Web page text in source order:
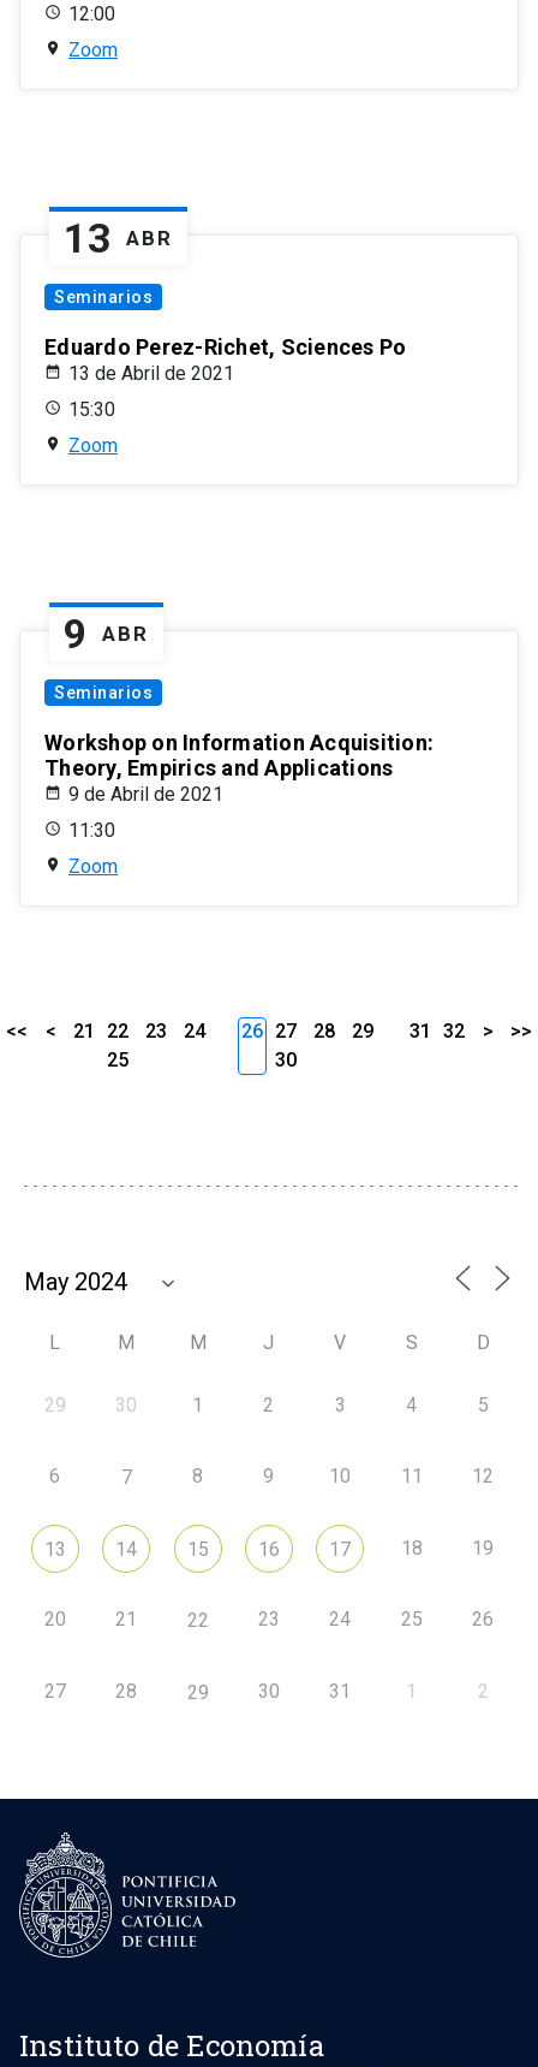
12:00
Zoom
13 ABR
Seminarios
Eduardo Perez-Richet, Sciences Po
13 de Abril de 2021
15:30
Zoom
9 ABR
Seminarios
Workshop on Information Acquisition:
Theory, Empirics and Applications
9 de Abril de 2021
11:30
Zoom
<< < 21 22 23
24
25
26 27 28
29
30
31 32 > >>
L M M J V S D
29 30 1 2 3 4 5
6 7 8 9 10 11 12
13 14 15 16 17 18 19
20 21 22 23 24 25 26
27 28 29 30 31 1 2
Instituto de Economía